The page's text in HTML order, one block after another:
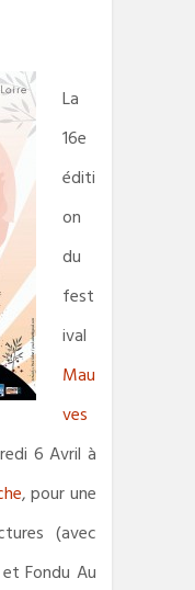
La
16e
éditi
on
du
fest
ival
Mau
ves
6 Avril à
, pour une
(avec
et Fondu Au